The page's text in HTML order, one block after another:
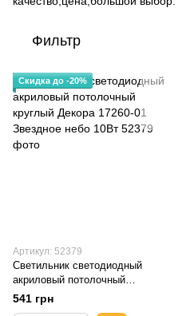
Фильтр
Скидка до -20%
Артикул: 52379
Светильник светодиодный
акриловый потолочный
круглый Декора 17260-01
Звездное небо 10Вт
541 грн